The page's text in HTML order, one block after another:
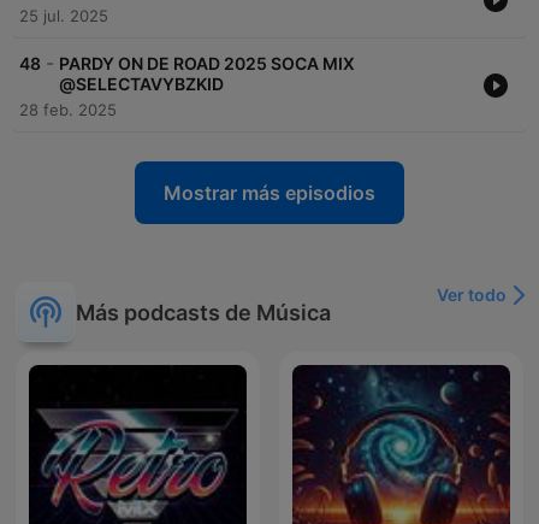
25 jul. 2025
48 - PARDY ON DE ROAD 2025 SOCA MIX
@SELECTAVYBZKID
28 feb. 2025
Mostrar más episodios
Más podcasts de Música
Ver todo